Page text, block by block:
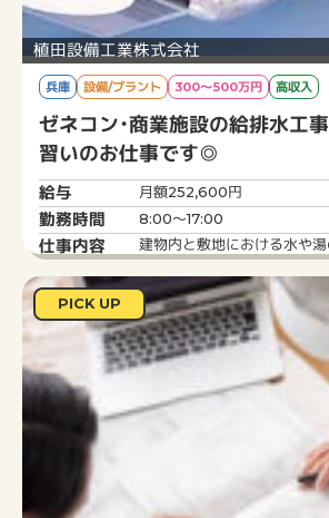
植田設備工業株式会社
兵庫 設備/プラント 300～500万円 高収入
ゼネコン・商業施設の給排水工
習いのお仕事です◎
給与 月額252,600円
勤務時間 8:00～17:00
仕事内容
建物内と敷地における水や湯
代表的な工事としては、キッ
ど水回りの配管工事。
その他、設備工事もあり、空
上で、必要な設備全般の工事
PICK UP